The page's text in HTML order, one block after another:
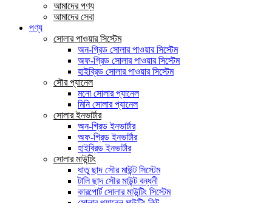
আমাদের পণ্য
আমাদের সেবা
পণ্য
সোলার পাওয়ার সিস্টেম
অন-গ্রিড সোলার পাওয়ার সিস্টেম
অফ-গ্রিড সোলার পাওয়ার সিস্টেম
হাইব্রিড সোলার পাওয়ার সিস্টেম
সৌর প্যানেল
মনো সোলার প্যানেল
মিনি সোলার প্যানেল
সোলার ইনভার্টার
অন-গ্রিড ইনভার্টার
অফ-গ্রিড ইনভার্টার
হাইব্রিড ইনভার্টার
সোলার মাউন্টিং
ধাতু ছাদ সৌর মাউন্ট সিস্টেম
টালি ছাদ সৌর মাউন্ট বন্ধনী
কারপোর্ট সোলার মাউন্টিং সিস্টেম